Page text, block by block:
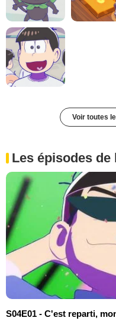
Voir toutes
Les épisodes de
S04E01 - C'est reparti,